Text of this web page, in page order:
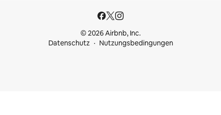
© 2026 Airbnb, Inc.
Datenschutz
Nutzungsbedingungen